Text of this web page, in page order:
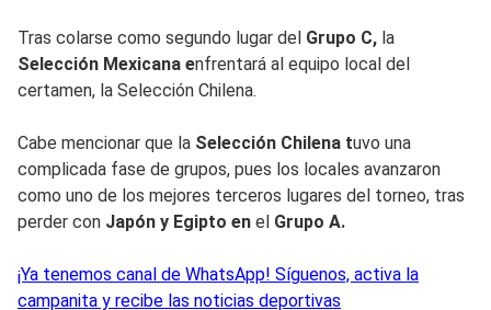
Tras colarse como segundo lugar del Grupo C, la
Selección Mexicana enfrentará al equipo local del
certamen, la Selección Chilena.
Cabe mencionar que la Selección Chilena tuvo una
complicada fase de grupos, pues los locales avanzaron
como uno de los mejores terceros lugares del torneo, tras
perder con Japón y Egipto en el Grupo A.
¡Ya tenemos canal de WhatsApp! Síguenos, activa la
campanita y recibe las noticias deportivas